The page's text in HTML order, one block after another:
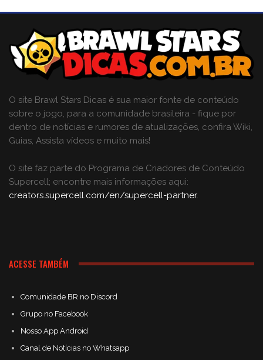
O site Brawl Stars Dicas é sua maior fonte de conteúdo
sobre o jogo, para a comunidade brasileira - fique por
dentro de notícias e rumores de atualizações, confira Wiki,
Guias, Assista vídeos e muito mais!
O site faz parte do Programa de Criadores de Conteúdo
Supercell; encontre mais informações aqui:
creators.supercell.com/en/supercell-partner.
ACESSE TAMBÉM
Comunidade BR no Discord
Grupo no Facebook
Nosso App Android
Canal de Notícias no Whatsapp